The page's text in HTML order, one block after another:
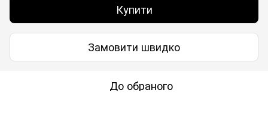
Купити
Замовити швидко
До обраного